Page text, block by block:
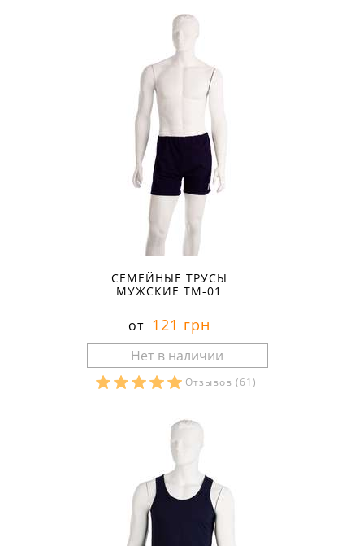
СЕМЕЙНЫЕ ТРУСЫ
МУЖСКИЕ ТМ-01
от 121 грн
Отзывов (61)